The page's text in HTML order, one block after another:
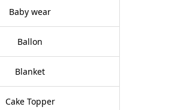
Baby wear
Ballon
Blanket
Cake Topper